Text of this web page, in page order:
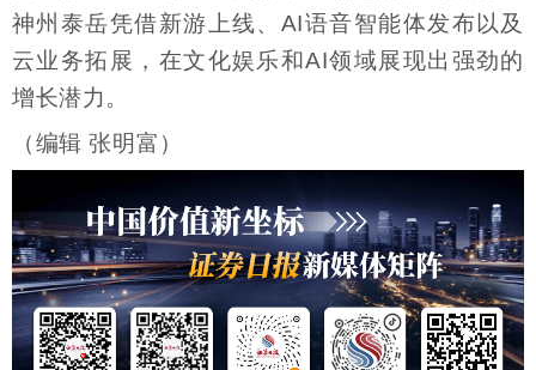
神州泰岳凭借新游上线、AI语音智能体发布以及
云业务拓展，在文化娱乐和AI领域展现出强劲的
增长潜力。
（编辑 张明富）